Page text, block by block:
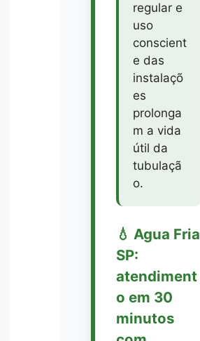
regular e
uso
conscient
e das
instalaçõ
es
prolonga
m a vida
útil da
tubulaçã
o.
💧 Agua Fria
SP:
atendiment
o em 30
minutos